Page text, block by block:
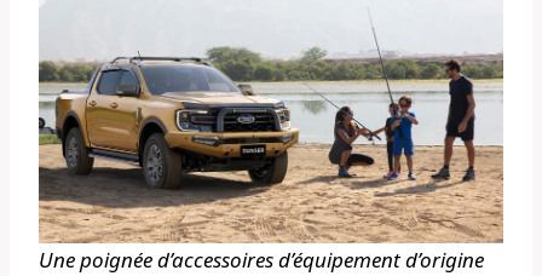
Une poignée d’accessoires d’équipement d’origine